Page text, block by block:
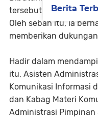
tersebut dapat berjalan
Oleh sebah itu, ia
memberikan
Hadir dalam
itu, Asisten
Komunikasi Informasi
dan Kabag Materi
Administrasi Pimpinan
Berita